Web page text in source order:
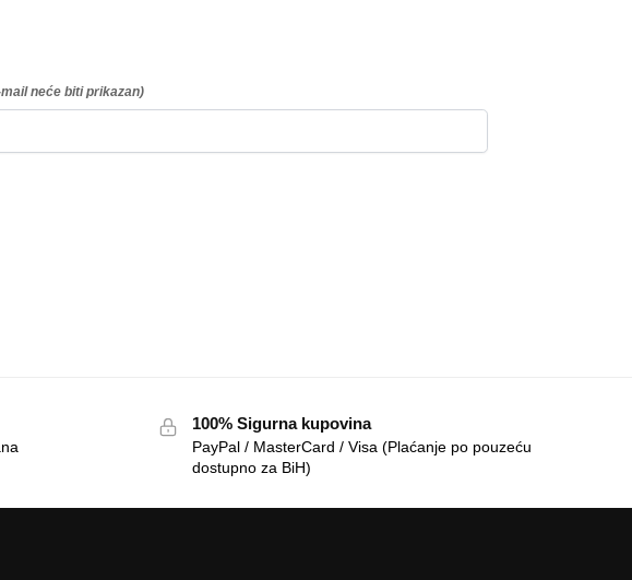
100% Sigurna kupovina
PayPal / MasterCard / Visa (Plaćanje po pouzeću
dostupno za BiH)